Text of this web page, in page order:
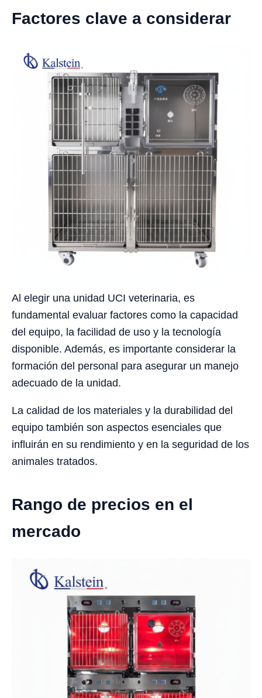
Factores clave a considerar
Al elegir una unidad UCI veterinaria, es
fundamental evaluar factores como la capacidad
del equipo, la facilidad de uso y la tecnología
disponible. Además, es importante considerar la
formación del personal para asegurar un manejo
adecuado de la unidad.
La calidad de los materiales y la durabilidad del
equipo también son aspectos esenciales que
influirán en su rendimiento y en la seguridad de los
animales tratados.
Rango de precios en el
mercado